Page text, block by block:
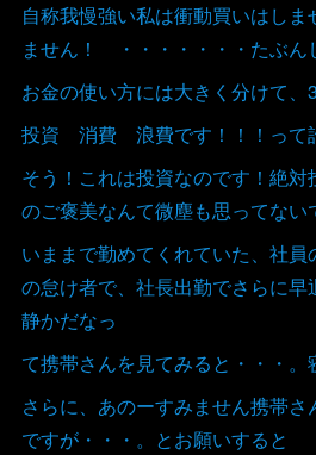
自称我慢強い私は衝動買いはし
ません！ ・・・・・・・たぶん
お金の使い方には大きく分けて、
投資 消費 浪費です！！！って
そう！これは投資なのです！絶
のご褒美なんて微塵も思ってない
いままで勤めてくれていた、社員
の怠け者で、社長出勤でさらに早
静かだなっ
て携帯さんを見てみると・・・。
さらに、あのーすみません携帯
ですが・・・。とお願いすると